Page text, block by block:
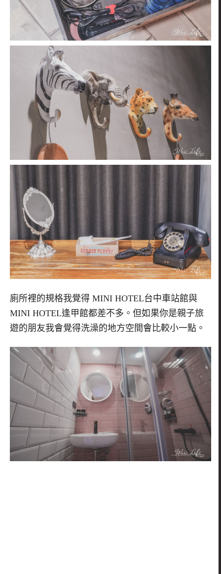
廁所裡的規格我覺得 MINI HOTEL台中車站館與
MINI HOTEL逢甲館都差不多。但如果你是親子旅
遊的朋友我會覺得洗澡的地方空間會比較小一點。